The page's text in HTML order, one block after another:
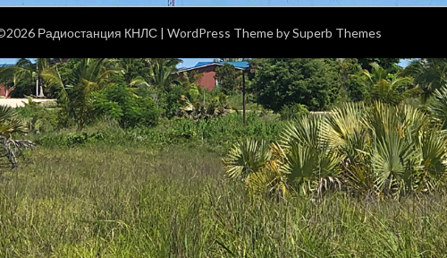
Радиостанция КНЛС | WordPress Theme bySuperb Themes